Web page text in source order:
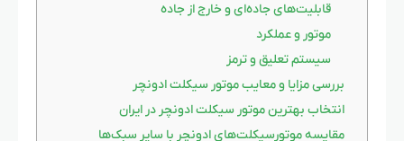
قابلیت‌های جاده‌ای و خارج از جاده
موتور و عملکرد
سیستم تعلیق و ترمز
بررسی مزایا و معایب موتور سیکلت ادونچر
انتخاب بهترین موتور سیکلت ادونچر در ایران
مقایسه موتورسیکلت‌های ادونچر با سایر سبک‌ها